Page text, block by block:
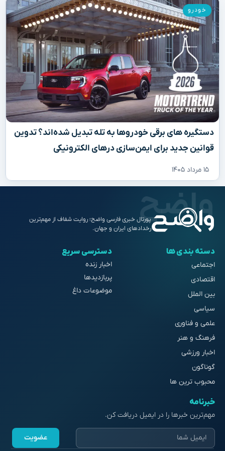
دستگیره‌ های برقی خودروها به تله تبدیل شده‌اند؟ تدوین
قوانین جدید برای ایمن‌سازی درهای الکترونیکی
۱۵ مرداد ۱۴۰۵
خودرو
پورتال خبری فارسی واضح؛ روایت شفاف از مهم‌ترین
رخدادهای ایران و جهان.
دسته بندی ها
اجتماعی
اقتصادی
بین الملل
سیاسی
علمی و فناوری
فرهنگ و هنر
اخبار ورزشی
گوناگون
محبوب ترین ها
دسترسی سریع
اخبار زنده
پربازدیدها
موضوعات داغ
خبرنامه
مهم‌ترین خبرها را در ایمیل دریافت کن.
عضویت